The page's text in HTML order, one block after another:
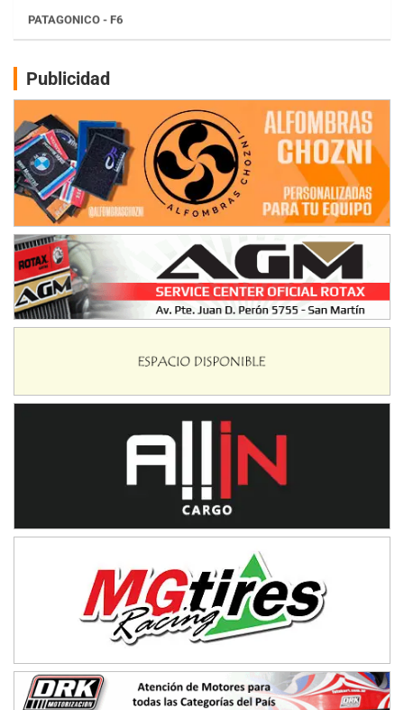
Juventud Unida (Tierra)
Humboldt (Santa Fe)
NORESTE SANTAFESINO - F6
SUR SANTAFESINO - F4
José Samuel Sánchez (Tierra)
Rufino (Santa Fe)
TUCUMANO - F5
Juan Navarro (Asfalto)
El Timbó (Tucumán)
COBERTURA ESPECIAL DE E-KART.COM.AR
08/09-AGO
IAME SERIES ARGENTINA 6
KDO - F6
ENTRERRIANO - F6 (POSTERGADA)
Parque de la Velocidad (Asfalto)
VICTORIENSE - F7
Victoria (Entre Ríos)
PATAGONICO - F6
Moto Club Reginense (Tierra)
Gral. E. Godoy (Río Negro)
CSK - F7
Juventud Unida (Tierra)
Humboldt (Santa Fe)
Publicidad